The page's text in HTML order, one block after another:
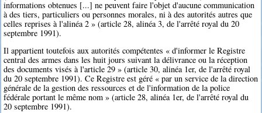
informations obtenues [...] ne peuvent faire l'objet d'aucune communication
à des tiers, particuliers ou personnes morales, ni à des autorités autres que
celles reprises à l'alinéa 2 » (article 28, alinéa 3, de l'arrêté royal du 20
septembre 1991).
Il appartient toutefois aux autorités compétentes « d'informer le Registre
central des armes dans les huit jours suivant la délivrance ou la réception
des documents visés à l'article 29 » (article 30, alinéa 1er, de l'arrêté royal
du 20 septembre 1991). Ce Registre est géré « par un service de la direction
générale de la gestion des ressources et de l'information de la police
fédérale portant le même nom » (article 28, alinéa 1er, de l'arrêté royal du
20 septembre 1991).